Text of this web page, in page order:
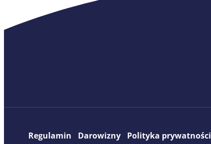
Regulamin Darowizny Polityka prywatności